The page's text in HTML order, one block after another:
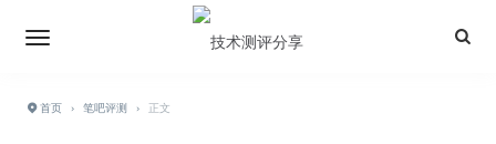
首页 › 笔吧评测 › 正文